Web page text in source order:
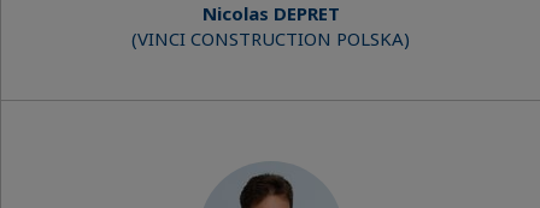
Nicolas DEPRET
(VINCI CONSTRUCTION POLSKA)